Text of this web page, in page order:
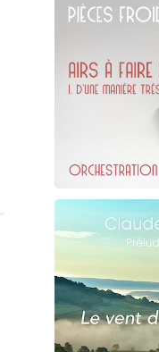
Erik Satie